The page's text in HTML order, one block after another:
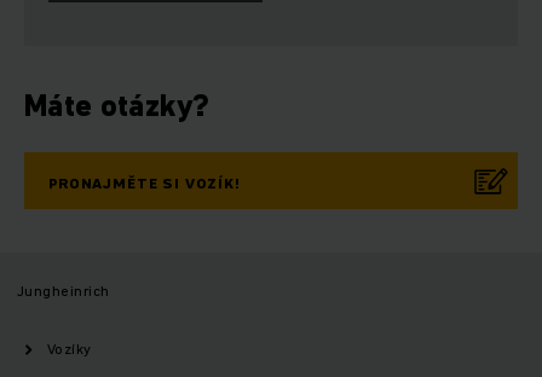
Máte otázky?
PRONAJMĚTE SI VOZÍK!
Jungheinrich
Vozíky